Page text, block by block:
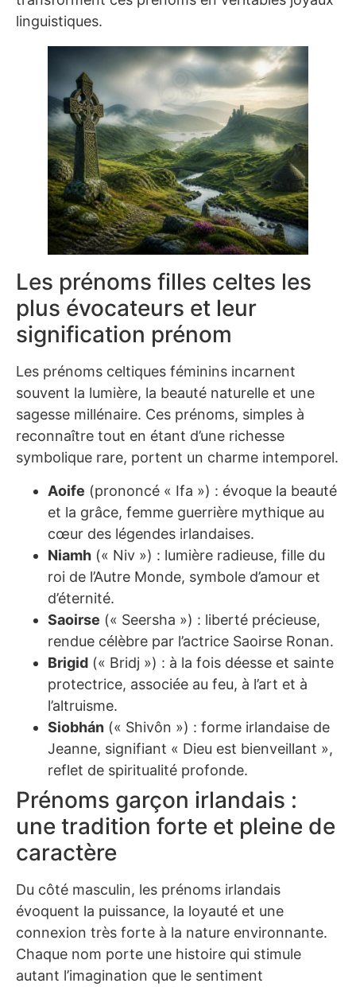
linguistiques.
Les prénoms filles celtes les
plus évocateurs et leur
signification prénom
Les prénoms celtiques féminins incarnent
souvent la lumière, la beauté naturelle et une
sagesse millénaire. Ces prénoms, simples à
reconnaître tout en étant d’une richesse
symbolique rare, portent un charme intemporel.
Aoife (prononcé « Ifa ») : évoque la beauté
et la grâce, femme guerrière mythique au
cœur des légendes irlandaises.
Niamh (« Niv ») : lumière radieuse, fille du
roi de l’Autre Monde, symbole d’amour et
d’éternité.
Saoirse (« Seersha ») : liberté précieuse,
rendue célèbre par l’actrice Saoirse Ronan.
Brigid (« Bridj ») : à la fois déesse et sainte
protectrice, associée au feu, à l’art et à
l’altruisme.
Siobhán (« Shivôn ») : forme irlandaise de
Jeanne, signifiant « Dieu est bienveillant »,
reflet de spiritualité profonde.
Prénoms garçon irlandais :
une tradition forte et pleine de
caractère
Du côté masculin, les prénoms irlandais
évoquent la puissance, la loyauté et une
connexion très forte à la nature environnante.
Chaque nom porte une histoire qui stimule
autant l’imagination que le sentiment